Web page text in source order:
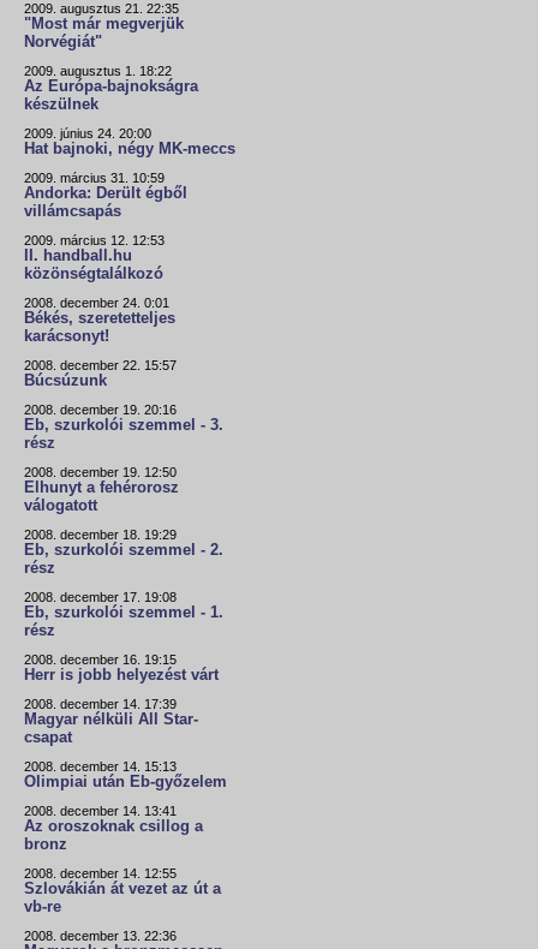
2009. augusztus 21. 22:35
"Most már megverjük
Norvégiát"
2009. augusztus 1. 18:22
Az Európa-bajnokságra
készülnek
2009. június 24. 20:00
Hat bajnoki, négy MK-meccs
2009. március 31. 10:59
Andorka: Derült égből
villámcsapás
2009. március 12. 12:53
II. handball.hu
közönségtalálkozó
2008. december 24. 0:01
Békés, szeretetteljes
karácsonyt!
2008. december 22. 15:57
Búcsúzunk
2008. december 19. 20:16
Eb, szurkolói szemmel - 3.
rész
2008. december 19. 12:50
Elhunyt a fehérorosz
válogatott
2008. december 18. 19:29
Eb, szurkolói szemmel - 2.
rész
2008. december 17. 19:08
Eb, szurkolói szemmel - 1.
rész
2008. december 16. 19:15
Herr is jobb helyezést várt
2008. december 14. 17:39
Magyar nélküli All Star-
csapat
2008. december 14. 15:13
Olimpiai után Eb-győzelem
2008. december 14. 13:41
Az oroszoknak csillog a
bronz
2008. december 14. 12:55
Szlovákián át vezet az út a
vb-re
2008. december 13. 22:36